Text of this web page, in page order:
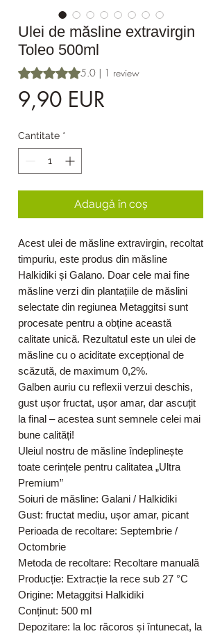
Ulei de măsline extravirgin
Toleo 500ml
Rating is 5.0 out of five stars based on 1
5.0 | 1 review
9,90 EUR
Cantitate *
Adaugă în coș
Acest ulei de măsline extravirgin, recoltat
timpuriu, este produs din măsline
Halkidiki și Galano. Doar cele mai fine
măsline verzi din plantațiile de măslini
selectate din regiunea Metaggitsi sunt
procesate pentru a obține această
calitate unică. Rezultatul este un ulei de
măsline cu o aciditate excepțional de
scăzută, de maximum 0,2%.
Galben auriu cu reflexii verzui deschis,
gust ușor fructat, ușor amar, dar ascuțit
la final – acestea sunt semnele celei mai
bune calități!
Uleiul nostru de măsline îndeplinește
toate cerințele pentru calitatea „Ultra
Premium”
Soiuri de măsline: Galani / Halkidiki
Gust: fructat mediu, ușor amar, picant
Perioada de recoltare: Septembrie /
Octombrie
Metoda de recoltare: Recoltare manuală
Producție: Extracție la rece sub 27 °C
Origine: Metaggitsi Halkidiki
Conținut: 500 ml
Depozitare: la loc răcoros și întunecat, la